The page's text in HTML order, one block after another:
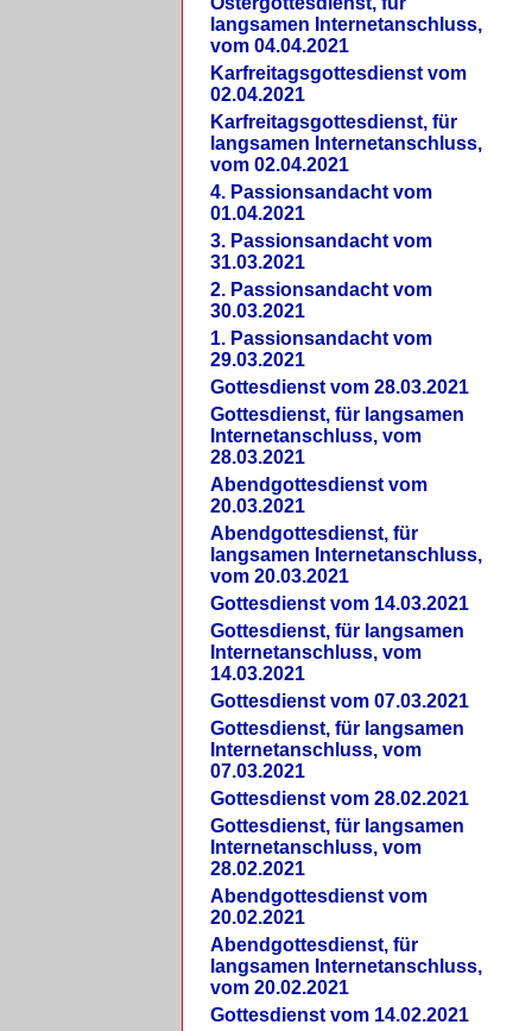
langsamen Internetanschluss,
vom 04.04.2021
Karfreitagsgottesdienst vom
02.04.2021
Karfreitagsgottesdienst, für
langsamen Internetanschluss,
vom 02.04.2021
4. Passionsandacht vom
01.04.2021
3. Passionsandacht vom
31.03.2021
2. Passionsandacht vom
30.03.2021
1. Passionsandacht vom
29.03.2021
Gottesdienst vom 28.03.2021
Gottesdienst, für langsamen
Internetanschluss, vom
28.03.2021
Abendgottesdienst vom
20.03.2021
Abendgottesdienst, für
langsamen Internetanschluss,
vom 20.03.2021
Gottesdienst vom 14.03.2021
Gottesdienst, für langsamen
Internetanschluss, vom
14.03.2021
Gottesdienst vom 07.03.2021
Gottesdienst, für langsamen
Internetanschluss, vom
07.03.2021
Gottesdienst vom 28.02.2021
Gottesdienst, für langsamen
Internetanschluss, vom
28.02.2021
Abendgottesdienst vom
20.02.2021
Abendgottesdienst, für
langsamen Internetanschluss,
vom 20.02.2021
Gottesdienst vom 14.02.2021